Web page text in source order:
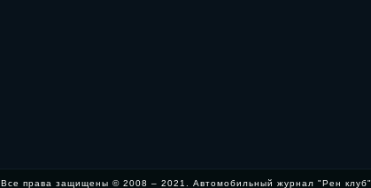
Все права защищены © 2008 – 2021. Автомобильный журнал "Рен клуб".